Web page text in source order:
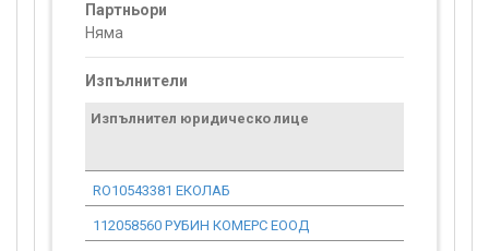
Партньори
Няма
Изпълнители
Изпълнител юридическо лице
RO10543381 ЕКОЛАБ
112058560 РУБИН КОМЕРС ЕООД